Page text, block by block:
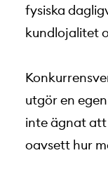
fysiska
kundlojalitet
utgör en
inte ägnat
oavsett hur